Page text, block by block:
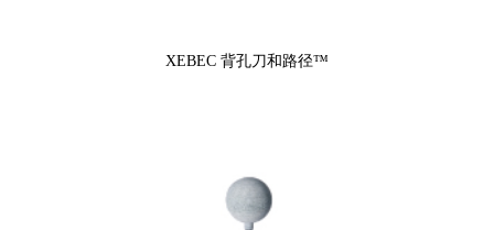
XEBEC 背孔刀和路径™